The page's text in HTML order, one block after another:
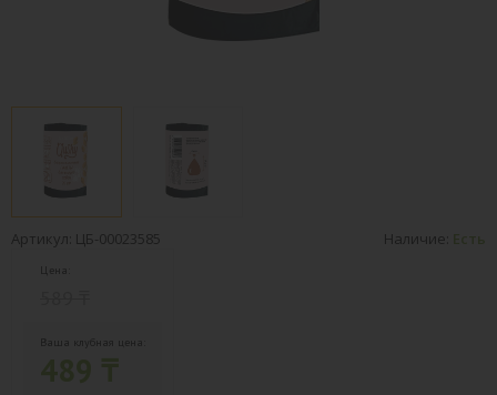
Артикул: ЦБ-00023585 Наличие: Есть
Цена:
Ваша клубная цена: